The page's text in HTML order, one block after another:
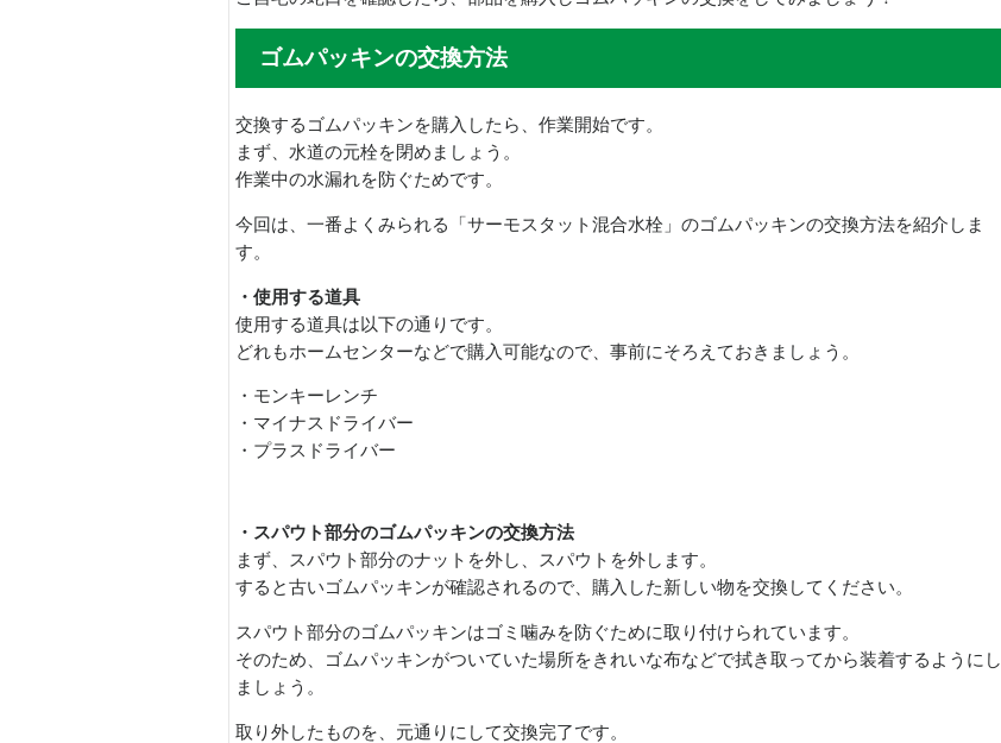
ゴムパッキンの交換方法
交換するゴムパッキンを購入したら、作業開始です。
まず、水道の元栓を閉めましょう。
作業中の水漏れを防ぐためです。
今回は、一番よくみられる「サーモスタット混合水栓」のゴムパッキンの交換方法を紹介しま
す。
・使用する道具
使用する道具は以下の通りです。
どれもホームセンターなどで購入可能なので、事前にそろえておきましょう。
・モンキーレンチ
・マイナスドライバー
・プラスドライバー
・スパウト部分のゴムパッキンの交換方法
まず、スパウト部分のナットを外し、スパウトを外します。
すると古いゴムパッキンが確認されるので、購入した新しい物を交換してください。
スパウト部分のゴムパッキンはゴミ噛みを防ぐために取り付けられています。
そのため、ゴムパッキンがついていた場所をきれいな布などで拭き取ってから装着するようにし
ましょう。
取り外したものを、元通りにして交換完了です。